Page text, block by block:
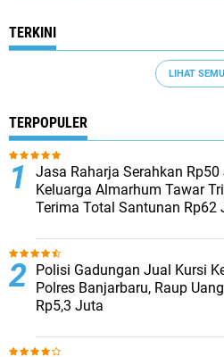
TERKINI
LIHAT
TERPOPULER
Jasa Raharja Serahkan Rp50
Keluarga Almarhum Tawar
Terima Total Santunan Rp62
Polisi Gadungan Jual Kursi
Polres Banjarbaru, Raup
Rp5,3 Juta